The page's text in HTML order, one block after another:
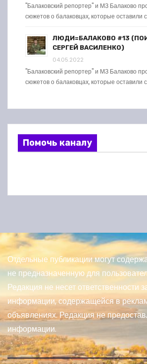
"Балаковский репортер" и МЗ Балаково
сюжетов о балаковцах, которые оставили
ЛЮДИ=БАЛАКОВО #13
СЕРГЕЙ ВАСИЛЕНКО)
04.05.2022
"Балаковский репортер" и МЗ Балаково
сюжетов о балаковцах, которые оставили
Помочь каналу
Отдельные публикации могут
не предназначенную для
Редакция не несет ответственности
информации, содержащейся в
объявлениях. Редакция не
информации.